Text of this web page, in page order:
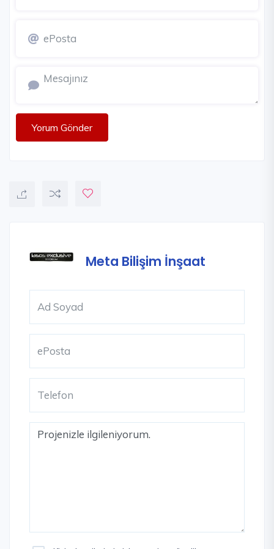
Yorum Gönder
Meta Bilişim İnşaat